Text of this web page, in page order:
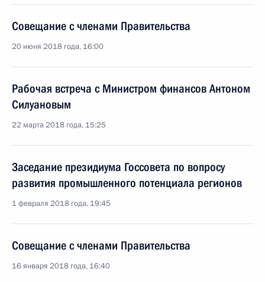
Совещание с членами Правительства
20 июня 2018 года, 16:00
Рабочая встреча с Министром финансов Антоном
Силуановым
22 марта 2018 года, 15:25
Заседание президиума Госсовета по вопросу
развития промышленного потенциала регионов
1 февраля 2018 года, 19:45
Совещание с членами Правительства
16 января 2018 года, 16:40